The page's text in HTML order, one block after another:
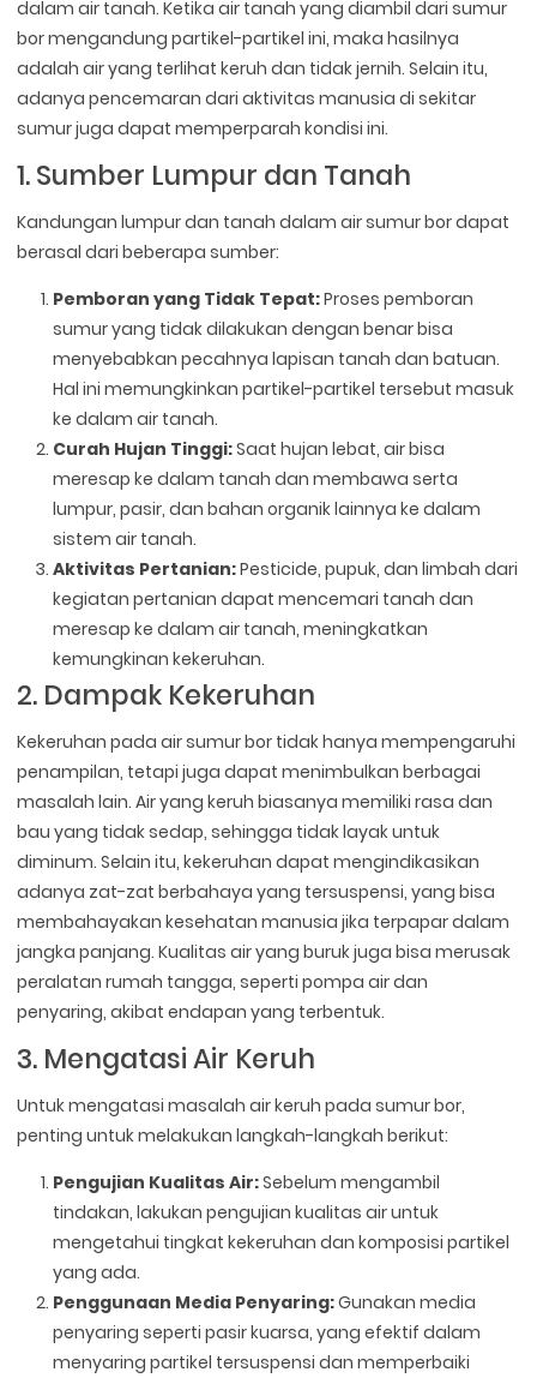
dalam air tanah. Ketika air tanah yang diambil dari sumur
bor mengandung partikel-partikel ini, maka hasilnya
adalah air yang terlihat keruh dan tidak jernih. Selain itu,
adanya pencemaran dari aktivitas manusia di sekitar
sumur juga dapat memperparah kondisi ini.
1. Sumber Lumpur dan Tanah
Kandungan lumpur dan tanah dalam air sumur bor dapat
berasal dari beberapa sumber:
Pemboran yang Tidak Tepat:Proses pemboran
sumur yang tidak dilakukan dengan benar bisa
menyebabkan pecahnya lapisan tanah dan batuan.
Hal ini memungkinkan partikel-partikel tersebut masuk
ke dalam air tanah.
Curah Hujan Tinggi:Saat hujan lebat, air bisa
meresap ke dalam tanah dan membawa serta
lumpur, pasir, dan bahan organik lainnya ke dalam
sistem air tanah.
Aktivitas Pertanian:Pesticide, pupuk, dan limbah dari
kegiatan pertanian dapat mencemari tanah dan
meresap ke dalam air tanah, meningkatkan
kemungkinan kekeruhan.
2. Dampak Kekeruhan
Kekeruhan pada air sumur bor tidak hanya mempengaruhi
penampilan, tetapi juga dapat menimbulkan berbagai
masalah lain. Air yang keruh biasanya memiliki rasa dan
bau yang tidak sedap, sehingga tidak layak untuk
diminum. Selain itu, kekeruhan dapat mengindikasikan
adanya zat-zat berbahaya yang tersuspensi, yang bisa
membahayakan kesehatan manusia jika terpapar dalam
jangka panjang. Kualitas air yang buruk juga bisa merusak
peralatan rumah tangga, seperti pompa air dan
penyaring, akibat endapan yang terbentuk.
3. Mengatasi Air Keruh
Untuk mengatasi masalah air keruh pada sumur bor,
penting untuk melakukan langkah-langkah berikut:
Pengujian Kualitas Air:Sebelum mengambil
tindakan, lakukan pengujian kualitas air untuk
mengetahui tingkat kekeruhan dan komposisi partikel
yang ada.
Penggunaan Media Penyaring:Gunakan media
penyaring seperti pasir kuarsa, yang efektif dalam
menyaring partikel tersuspensi dan memperbaiki